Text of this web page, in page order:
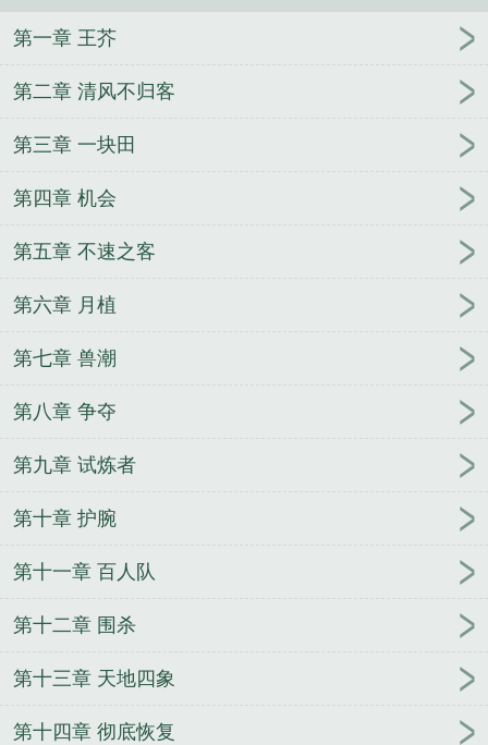
第一章 王芥
第二章 清风不归客
第三章 一块田
第四章 机会
第五章 不速之客
第六章 月植
第七章 兽潮
第八章 争夺
第九章 试炼者
第十章 护腕
第十一章 百人队
第十二章 围杀
第十三章 天地四象
第十四章 彻底恢复